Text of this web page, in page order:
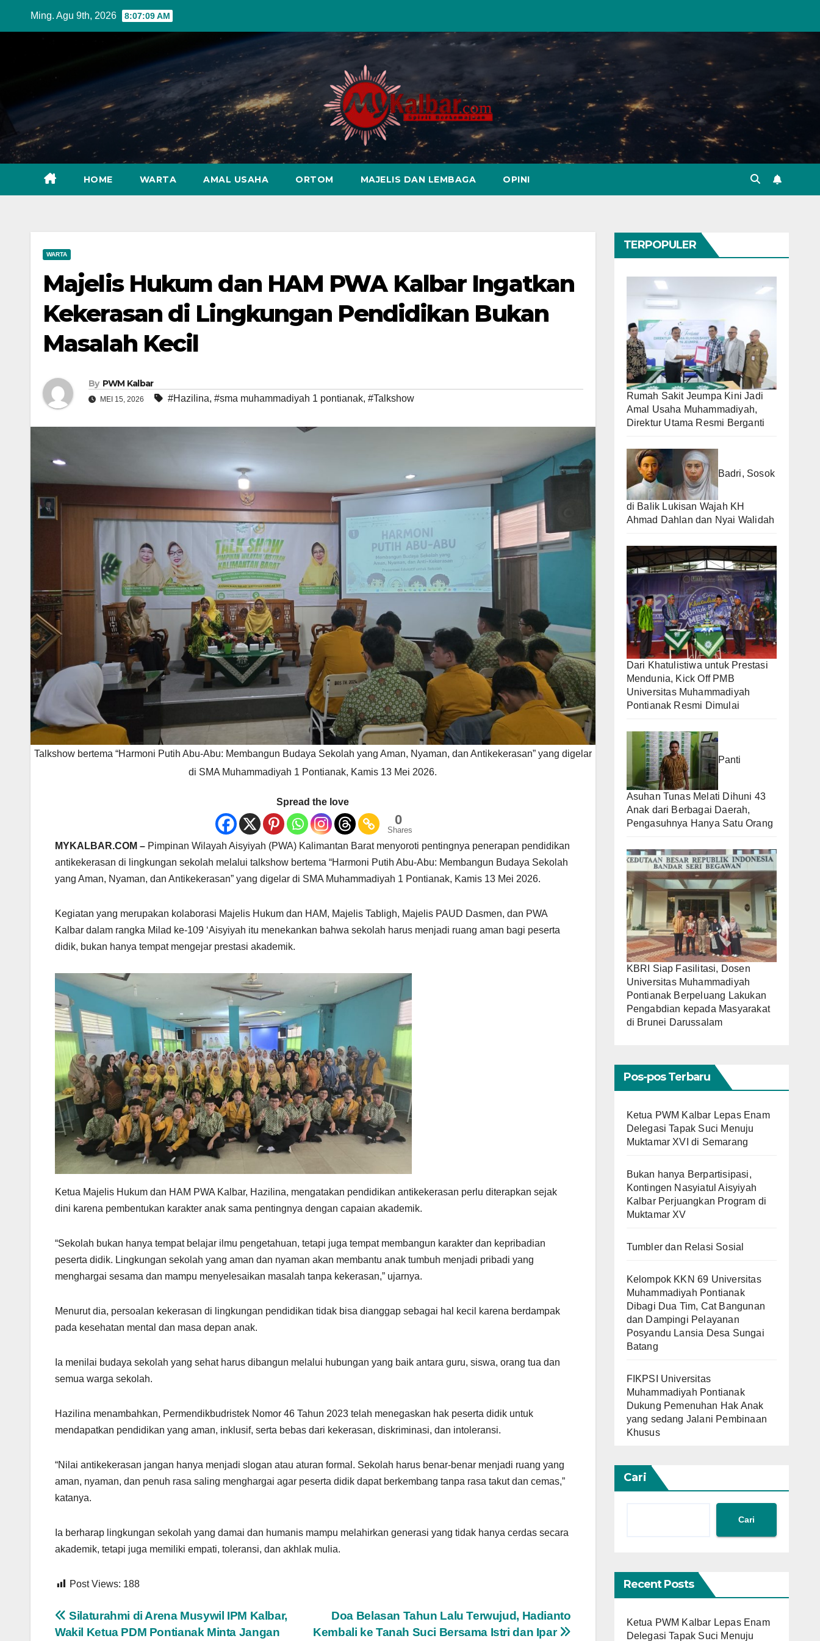
Ming. Agu 9th, 2026 8:07:11 AM
HOME WARTA AMAL USAHA ORTOM MAJELIS DAN LEMBAGA OPINI
WARTA
Majelis Hukum dan HAM PWA Kalbar Ingatkan
Kekerasan di Lingkungan Pendidikan Bukan
Masalah Kecil
By PWM Kalbar
MEI 15, 2026 #Hazilina, #sma muhammadiyah 1 pontianak, #Talkshow
Talkshow bertema “Harmoni Putih Abu-Abu: Membangun Budaya Sekolah yang Aman, Nyaman, dan Antikekerasan” yang digelar
di SMA Muhammadiyah 1 Pontianak, Kamis 13 Mei 2026.
Spread the love
0
Shares
MYKALBAR.COM – Pimpinan Wilayah Aisyiyah (PWA) Kalimantan Barat menyoroti pentingnya penerapan pendidikan
antikekerasan di lingkungan sekolah melalui talkshow bertema “Harmoni Putih Abu-Abu: Membangun Budaya Sekolah
yang Aman, Nyaman, dan Antikekerasan” yang digelar di SMA Muhammadiyah 1 Pontianak, Kamis 13 Mei 2026.
Kegiatan yang merupakan kolaborasi Majelis Hukum dan HAM, Majelis Tabligh, Majelis PAUD Dasmen, dan PWA
Kalbar dalam rangka Milad ke-109 ‘Aisyiyah itu menekankan bahwa sekolah harus menjadi ruang aman bagi peserta
didik, bukan hanya tempat mengejar prestasi akademik.
Ketua Majelis Hukum dan HAM PWA Kalbar, Hazilina, mengatakan pendidikan antikekerasan perlu diterapkan sejak
dini karena pembentukan karakter anak sama pentingnya dengan capaian akademik.
“Sekolah bukan hanya tempat belajar ilmu pengetahuan, tetapi juga tempat membangun karakter dan kepribadian
peserta didik. Lingkungan sekolah yang aman dan nyaman akan membantu anak tumbuh menjadi pribadi yang
menghargai sesama dan mampu menyelesaikan masalah tanpa kekerasan,” ujarnya.
Menurut dia, persoalan kekerasan di lingkungan pendidikan tidak bisa dianggap sebagai hal kecil karena berdampak
pada kesehatan mental dan masa depan anak.
Ia menilai budaya sekolah yang sehat harus dibangun melalui hubungan yang baik antara guru, siswa, orang tua dan
semua warga sekolah.
Hazilina menambahkan, Permendikbudristek Nomor 46 Tahun 2023 telah menegaskan hak peserta didik untuk
mendapatkan pendidikan yang aman, inklusif, serta bebas dari kekerasan, diskriminasi, dan intoleransi.
“Nilai antikekerasan jangan hanya menjadi slogan atau aturan formal. Sekolah harus benar-benar menjadi ruang yang
aman, nyaman, dan penuh rasa saling menghargai agar peserta didik dapat berkembang tanpa rasa takut dan cemas,”
katanya.
Ia berharap lingkungan sekolah yang damai dan humanis mampu melahirkan generasi yang tidak hanya cerdas secara
akademik, tetapi juga memiliki empati, toleransi, dan akhlak mulia.
Post Views: 188
Navigasi
Doa Belasan Tahun Lalu Terwujud, Hadianto
Kembali ke Tanah Suci Bersama Istri dan Ipar
Silaturahmi di Arena Musywil IPM Kalbar,
Wakil Ketua PDM Pontianak Minta Jangan
TERPOPULER
Rumah Sakit Jeumpa Kini Jadi
Amal Usaha Muhammadiyah,
Direktur Utama Resmi Berganti
Badri, Sosok
di Balik Lukisan Wajah KH
Ahmad Dahlan dan Nyai Walidah
Dari Khatulistiwa untuk Prestasi
Mendunia, Kick Off PMB
Universitas Muhammadiyah
Pontianak Resmi Dimulai
Panti
Asuhan Tunas Melati Dihuni 43
Anak dari Berbagai Daerah,
Pengasuhnya Hanya Satu Orang
KBRI Siap Fasilitasi, Dosen
Universitas Muhammadiyah
Pontianak Berpeluang Lakukan
Pengabdian kepada Masyarakat
di Brunei Darussalam
Pos-pos Terbaru
Ketua PWM Kalbar Lepas Enam
Delegasi Tapak Suci Menuju
Muktamar XVI di Semarang
Bukan hanya Berpartisipasi,
Kontingen Nasyiatul Aisyiyah
Kalbar Perjuangkan Program di
Muktamar XV
Tumbler dan Relasi Sosial
Kelompok KKN 69 Universitas
Muhammadiyah Pontianak
Dibagi Dua Tim, Cat Bangunan
dan Dampingi Pelayanan
Posyandu Lansia Desa Sungai
Batang
FIKPSI Universitas
Muhammadiyah Pontianak
Dukung Pemenuhan Hak Anak
yang sedang Jalani Pembinaan
Khusus
Cari
Cari
Recent Posts
Ketua PWM Kalbar Lepas Enam
Delegasi Tapak Suci Menuju